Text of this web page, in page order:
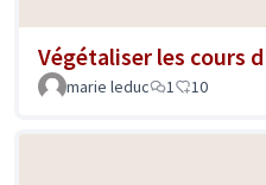
Végétaliser les cours
marie leduc
1 10